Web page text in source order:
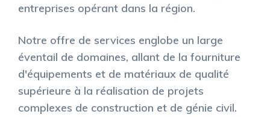
entreprises opérant dans la région.
Notre offre de services englobe un large
éventail de domaines, allant de la fourniture
d'équipements et de matériaux de qualité
supérieure à la réalisation de projets
complexes de construction et de génie civil.